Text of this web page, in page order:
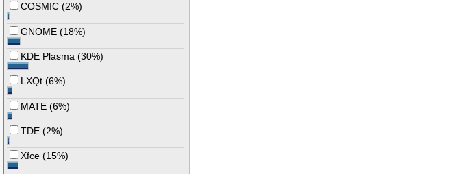
COSMIC (2%)
GNOME (18%)
KDE Plasma (30%)
LXQt (6%)
MATE (6%)
TDE (2%)
Xfce (15%)